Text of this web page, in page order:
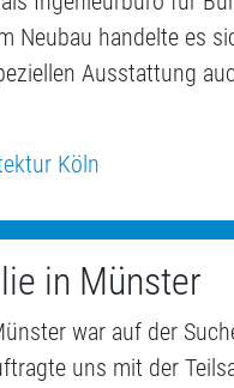
Neubau handelte es
Ausstattung
Köln
in Münster
war auf der
uns mit der